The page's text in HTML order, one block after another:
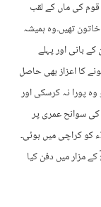
کی ماں کے لقب
تھیں۔وہ ہمیشہ
بانی اور پہلے
کا اعزاز بھی حاصل
پورا نہ کرسکی اور
کی سوانح عمری پر
مزار میں دفن کیا